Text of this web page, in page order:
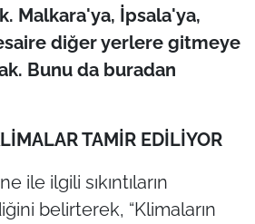
Malkara'ya, İpsala'ya,
diğer yerlere gitmeye
Bunu da buradan
TAMİR EDİLİYOR
ile ilgili sıkıntıların
belirterek, “Klimaların